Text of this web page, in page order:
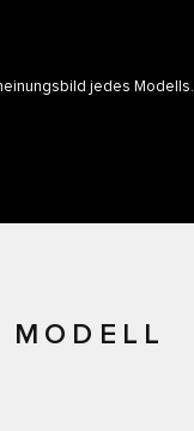
jedes Modells.